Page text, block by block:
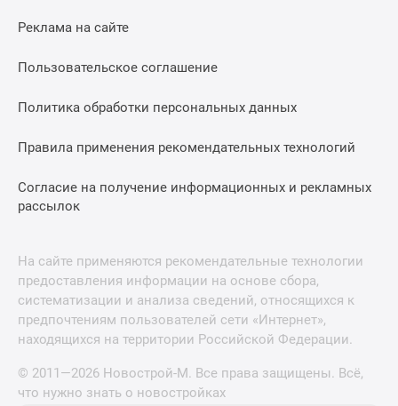
Реклама на сайте
Пользовательское соглашение
Политика обработки персональных данных
Правила применения рекомендательных технологий
Согласие на получение информационных и рекламных
рассылок
На сайте применяются рекомендательные технологии
предоставления информации на основе сбора,
систематизации и анализа сведений, относящихся к
предпочтениям пользователей сети «Интернет»,
находящихся на территории Российской Федерации.
© 2011—2026 Новострой-М. Все права защищены. Всё,
что нужно знать о новостройках